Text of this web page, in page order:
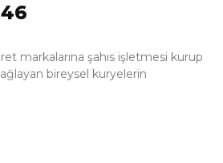
markalarına şahıs işletmesi kurup
bireysel kuryelerin